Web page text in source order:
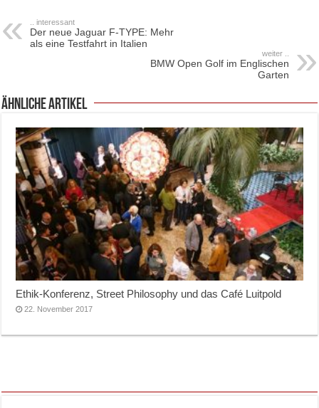
.. interessant
Der neue Jaguar F-TYPE: Mehr
als eine Testfahrt in Italien
weiter ..
BMW Open Golf im Englischen
Garten
ähnliche Artikel
Ethik-Konferenz, Street Philosophy und das Café Luitpold
22. November 2017